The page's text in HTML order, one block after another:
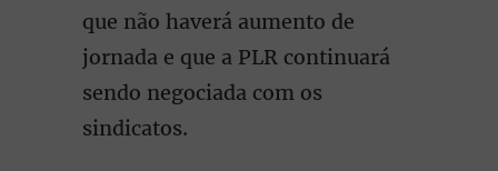
que não haverá aumento de
jornada e que a PLR continuará
sendo negociada com os
sindicatos.